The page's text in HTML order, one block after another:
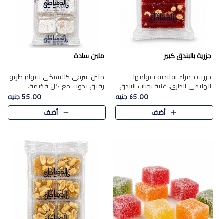
جزرية بالبندق كبير
جزرية حمراء تقليدية بقوامها
الهلامي الطري، غنية بحبات البندق
الفاخرة التي تضيف قرمشة راقية
إلى قوامها الناعم، لتقدم مزيجًا
متوازنًا من النكه..
65.00 جنيه
أضف
ملبن سادة
ملبن شرقي كلاسيكي بقوام طريو
رقيق يذوب مع كل قضمة،
مغطى بطبقة ناعمة من السكر
البودرة ليقدم المذاق الأصيل الذي
ارتبط بحلويات المولد التقليدي..
55.00 جنيه
أضف